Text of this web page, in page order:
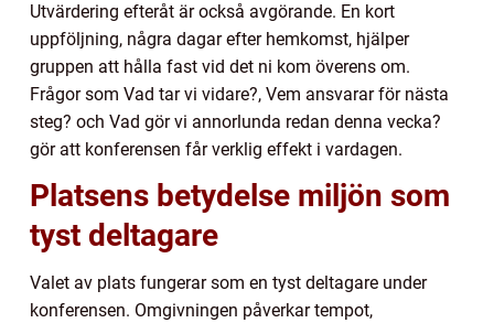
Utvärdering efteråt är också avgörande. En kort
uppföljning, några dagar efter hemkomst, hjälper
gruppen att hålla fast vid det ni kom överens om.
Frågor som Vad tar vi vidare?, Vem ansvarar för nästa
steg? och Vad gör vi annorlunda redan denna vecka?
gör att konferensen får verklig effekt i vardagen.
Platsens betydelse miljön som
tyst deltagare
Valet av plats fungerar som en tyst deltagare under
konferensen. Omgivningen påverkar tempot,